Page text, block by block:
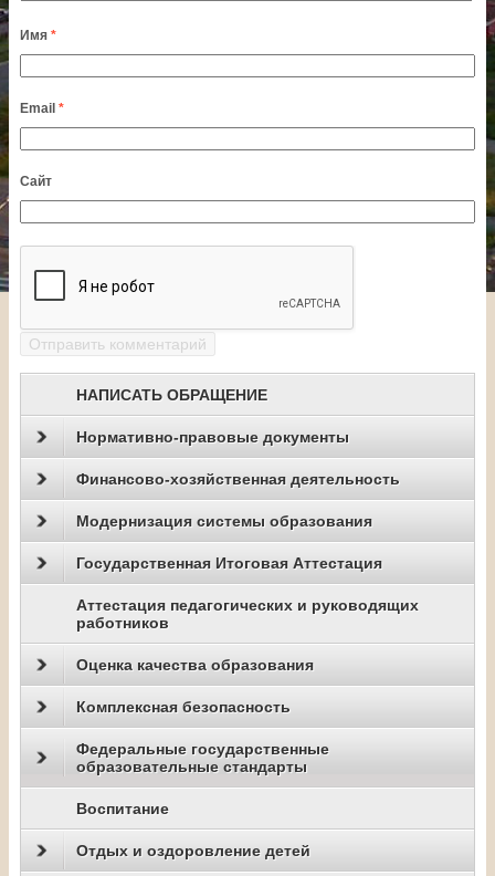
Имя *
Email *
Сайт
НАПИСАТЬ ОБРАЩЕНИЕ
Нормативно-правовые документы
Финансово-хозяйственная деятельность
Модернизация системы образования
Государственная Итоговая Аттестация
Аттестация педагогических и руководящих
работников
Оценка качества образования
Комплексная безопасность
Федеральные государственные
образовательные стандарты
Воспитание
Отдых и оздоровление детей